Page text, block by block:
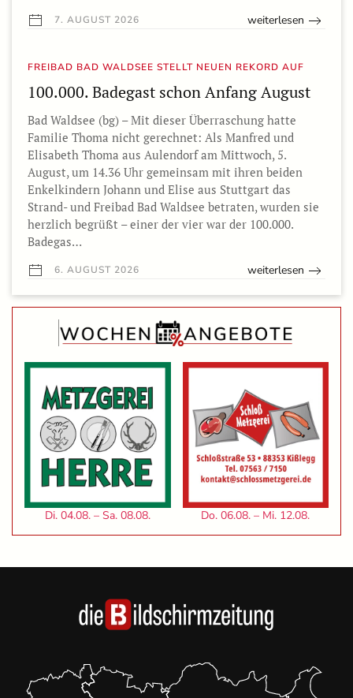
7. AUGUST 2026 weiterlesen
FREIBAD BAD WALDSEE STELLT NEUEN REKORD AUF
100.000. Badegast schon Anfang August
Bad Waldsee (bg) – Mit dieser Überraschung hatte
Familie Thoma nicht gerechnet: Als Manfred und
Elisabeth Thoma aus Aulendorf am Mittwoch, 5.
August, um 14.36 Uhr gemeinsam mit ihren beiden
Enkelkindern Johann und Elise aus Stuttgart das
Strand- und Freibad Bad Waldsee betraten, wurden sie
herzlich begrüßt – einer der vier war der 100.000.
Badegas…
6. AUGUST 2026 weiterlesen
Di. 04.08. – Sa. 08.08. Do. 06.08. – Mi. 12.08.